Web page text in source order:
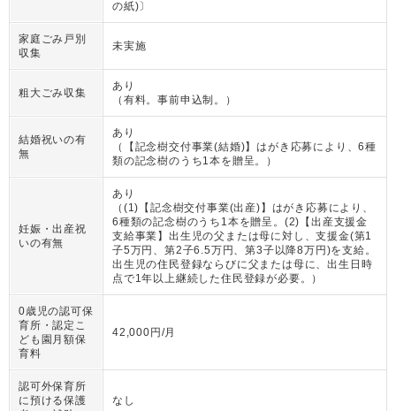
の紙)〕
家庭ごみ戸別
収集
未実施
粗大ごみ収集
あり
（ 有料。事前申込制。 ）
結婚祝いの有
無
あり
（
【記念樹交付事業(結婚)】はがき応募により、6種
類の記念樹のうち1本を贈呈。
）
妊娠・出産祝
いの有無
あり
（ (1)【記念樹交付事業(出産)】はがき応募により、
6種類の記念樹のうち1本を贈呈。(2)【出産支援金
支給事業】出生児の父または母に対し、支援金(第1
子5万円、第2子6.5万円、第3子以降8万円)を支給。
出生児の住民登録ならびに父または母に、出生日時
点で1年以上継続した住民登録が必要。
）
0歳児の認可保
育所・認定こ
ども園月額保
育料
42,000円/月
認可外保育所
に預ける保護
なし